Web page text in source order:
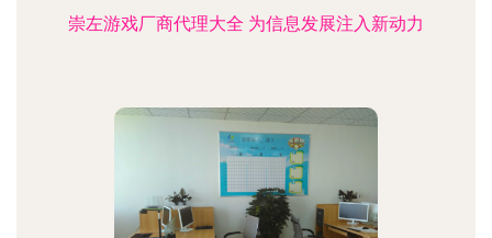
崇左游戏厂商代理大全 为信息发展注入新动力